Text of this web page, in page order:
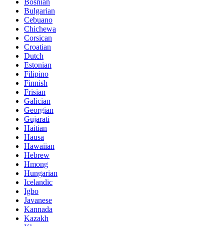
Bulgarian
Cebuano
Chichewa
Corsican
Croatian
Dutch
Estonian
Filipino
Finnish
Frisian
Galician
Georgian
Gujarati
Haitian
Hausa
Hawaiian
Hebrew
Hmong
Hungarian
Icelandic
Igbo
Javanese
Kannada
Kazakh